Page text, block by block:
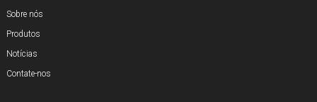
Sobre nós
Produtos
Notícias
Contate-nos